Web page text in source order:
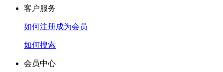
客户服务
如何注册成为会员
如何搜索
会员中心